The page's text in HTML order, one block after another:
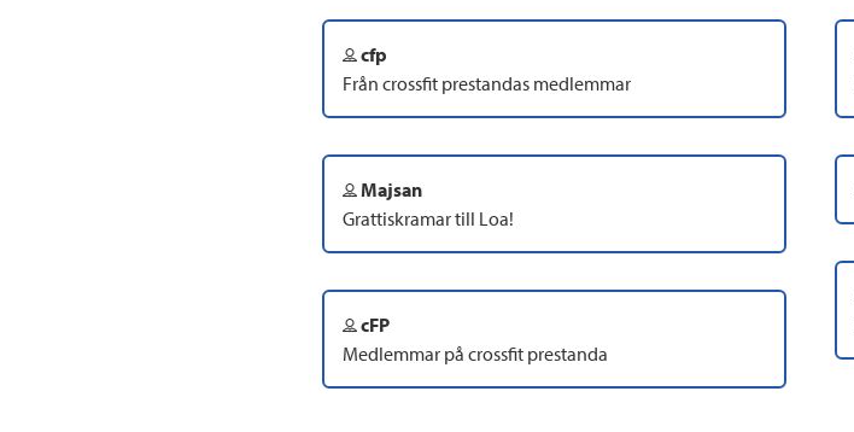
cfp
Från crossfit prestandas medlemmar
Majsan
Grattiskramar till Loa!
cFP
Medlemmar på crossfit prestanda